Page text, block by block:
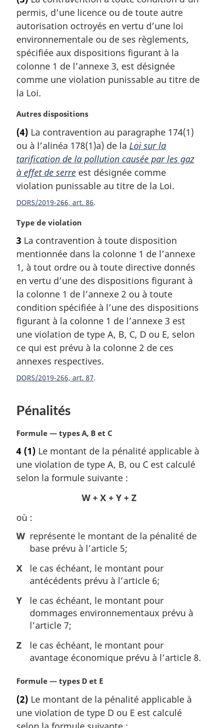
e
m
a
r
i
n
a
l
:
permis, d’une licence ou de toute autre
autorisation octroyés en vertu d’une loi
environnementale ou de ses règlements,
spécifiée aux dispositions figurant à la
colonne 1 de l’annexe 3, est désignée
comme une violation punissable au titre de
la Loi.
N
t
e
m
a
r
g
i
a
e
:
Autres dispositions
(4) La contravention au paragraphe 174(1)
ou à l’alinéa 178(1)a) de la Loi sur la
tarification de la pollution causée par les gaz
à effet de serre est désignée comme
violation punissable au titre de la Loi.
DORS/2019-266, art. 86
N
t
e
m
a
g
i
n
a
e
:
Type de violation
3 La contravention à toute disposition
mentionnée dans la colonne 1 de l’annexe
1, à tout ordre ou à toute directive donnés
en vertu d’une des dispositions figurant à
la colonne 1 de l’annexe 2 ou à toute
condition spécifiée à l’une des dispositions
figurant à la colonne 1 de l’annexe 3 est
une violation de type A, B, C, D ou E, selon
ce qui est prévu à la colonne 2 de ces
annexes respectives.
DORS/2019-266, art. 87
Pénalités
N
t
e
m
i
n
a
e
:
Formule — types A, B et C
4 (1) Le montant de la pénalité applicable à
une violation de type A, B, ou C est calculé
selon la formule suivante :
W + X + Y + Z
où :
W représente le montant de la pénalité de
base prévu à l’article 5;
X
le cas échéant, le montant pour
antécédents prévu à l’article 6;
Y
le cas échéant, le montant pour
dommages environnementaux prévu à
l’article 7;
Z
le cas échéant, le montant pour
avantage économique prévu à l’article 8.
N
t
e
m
Formule — types D et E
(2) Le montant de la pénalité applicable à
une violation de type D ou E est calculé